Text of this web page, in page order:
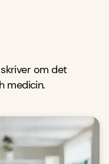
om det
medicin.